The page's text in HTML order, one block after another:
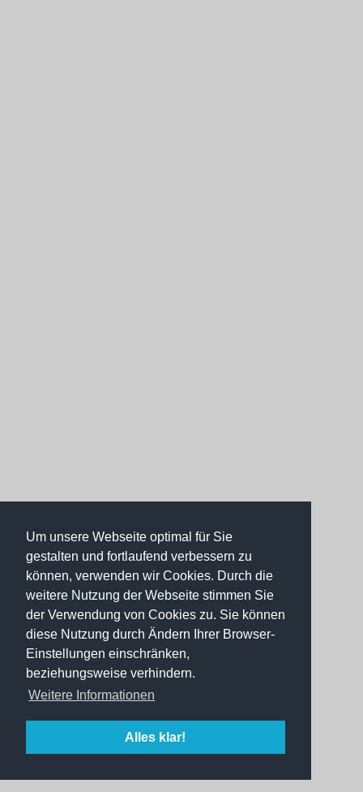
Um unsere Webseite optimal für Sie
gestalten und fortlaufend verbessern zu
können, verwenden wir Cookies. Durch die
weitere Nutzung der Webseite stimmen Sie
der Verwendung von Cookies zu. Sie können
diese Nutzung durch Ändern Ihrer Browser-
Einstellungen einschränken,
beziehungsweise verhindern.
Weitere Informationen
Alles klar!